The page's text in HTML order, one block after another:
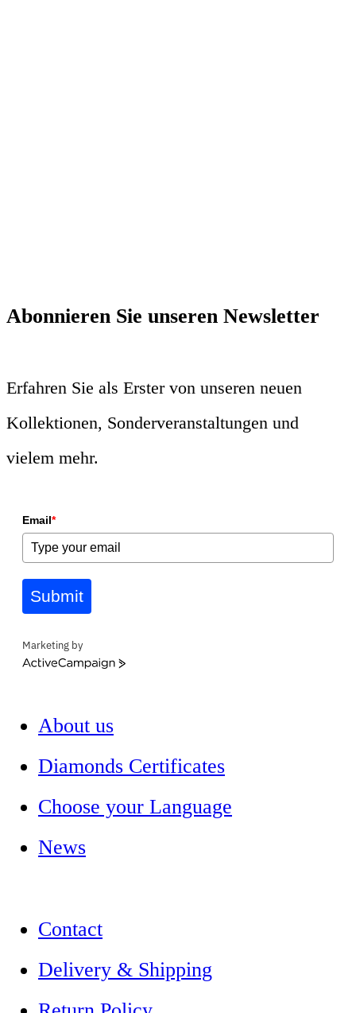
Abonnieren Sie unseren Newsletter
Erfahren Sie als Erster von unseren neuen
Kollektionen, Sonderveranstaltungen und
vielem mehr.
Email*
Submit
Marketing by
ActiveCampaign
About us
Diamonds Certificates
Choose your Language
News
Contact
Delivery & Shipping